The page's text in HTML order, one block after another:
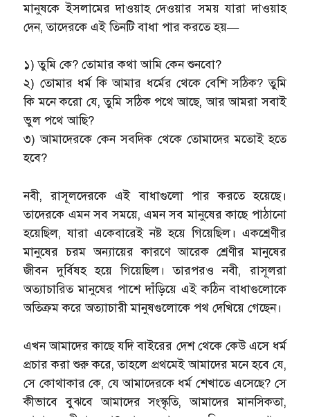
মানুষকে ইসলামের দাওয়াহ দেওয়ার সময় যারা দাওয়াহ
দেন, তাদেরকে এই তিনটি বাধা পার করতে হয়—
১) তুমি কে? তোমার কথা আমি কেন শুনবো?
২) তোমার ধর্ম কি আমার ধর্মের থেকে বেশি সঠিক? তুমি
কি মনে করো যে, তুমি সঠিক পথে আছে, আর আমরা সবাই
ভুল পথে আছি?
৩) আমাদেরকে কেন সবদিক থেকে তোমাদের মতোই হতে
হবে?
নবী, রাসূলদেরকে এই বাধাগুলো পার করতে হয়েছে।
তাদেরকে এমন সব সময়ে, এমন সব মানুষের কাছে পাঠানো
হয়েছিল, যারা একেবারেই নষ্ট হয়ে গিয়েছিল। একশ্রেণীর
মানুষের চরম অন্যায়ের কারণে আরেক শ্রেণীর মানুষের
জীবন দুর্বিষহ হয়ে গিয়েছিল। তারপরও নবী, রাসূলরা
অত্যাচারিত মানুষের পাশে দাঁড়িয়ে এই কঠিন বাধাগুলোকে
অতিক্রম করে অত্যাচারী মানুষগুলোকে পথ দেখিয়ে গেছেন।
এখন আমাদের কাছে যদি বাইরের দেশ থেকে কেউ এসে ধর্ম
প্রচার করা শুরু করে, তাহলে প্রথমেই আমাদের মনে হবে যে,
সে কোথাকার কে, যে আমাদেরকে ধর্ম শেখাতে এসেছে? সে
কীভাবে বুঝবে আমাদের সংস্কৃতি, আমাদের মানসিকতা,